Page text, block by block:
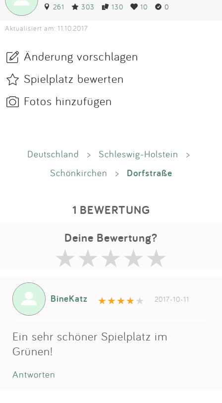
261 303 130 10 0
Aktualisiert am: 11.10.2017
Änderung vorschlagen
Spielplatz bewerten
Fotos hinzufügen
Deutschland > Schleswig-Holstein
>
Schönkirchen
> Dorfstraße
1 BEWERTUNG
Deine Bewertung?
BineKatz 2017-10-11
Ein sehr schöner Spielplatz im
Grünen!
Antworten